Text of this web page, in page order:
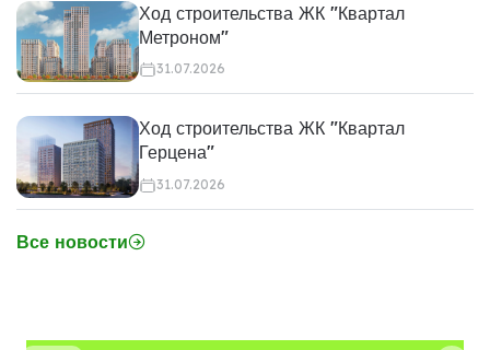
Ход строительства ЖК "Квартал
Метроном"
31.07.2026
Ход строительства ЖК "Квартал
Герцена"
31.07.2026
Все новости